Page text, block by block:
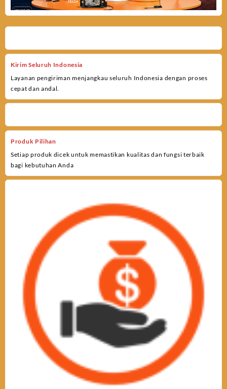
Kirim Seluruh Indonesia
Layanan pengiriman menjangkau seluruh Indonesia dengan proses
cepat dan andal.
Produk Pilihan
Setiap produk dicek untuk memastikan kualitas dan fungsi terbaik
bagi kebutuhan Anda